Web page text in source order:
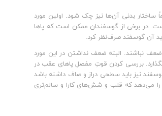
بدنی آن‌ها نیز چک شود. اولین مورد
در برخی از گوسفندان ممکن است که پاها
آن گوسفند صرف‌نظر کرد.
نباشند. البته ضعف نداشتن در این مورد
بررسی کردن قوتِ مفصلِ پاهای عقب در
نیز باید سطحی دراز و صاف داشته باشد
را می‌دهد که قلب و شش‌های کارا و سالم‌تری